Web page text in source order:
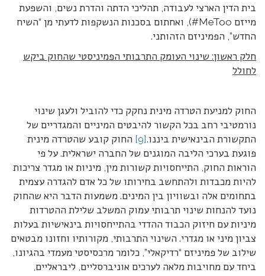
בית הדין הארצי לעבודה, תהליכי הדתה והדרת נשים, והשפעת
מייזם MeToo#), ואחתום בסכנות הנשקפות לדעתי מן “השיח
החדש”, הפמיניזם הזהותני.
חלק ראשון: שינוי העומק התרבותי הפמיניסטי שהחוק ביקש
לחולל
החוק למניעת הטרדה מינית נחקק כדי להוביל ולעגן שינוי
נורמטיבי רחב בכל הקשור להיבטים המיניים והמגדריים של
התקשורת הבינאישית ביננו.[9]
החוק קובע שהטרדה מינית
פוגעת בערכי הליבה המוגנים של החברה ישראלית. על פי
הוראות החוק, התייחסויות קשורות מין, מיניות או מגדר צריכות
להיות מכבדות ולהתחשב בחירותו של כל אדם להגדרה עצמית
בתחומים אלה ובשוויון בין המינים. משמעות הדבר היא שהחוק
נועד להנחות שינוי תרבותי עמוק המשלב שלילת ההטרדות
מיניות עם חיזוק הכבוד ההדדי בהתייחסויות בינאישיות בעלות
צביון מיני או מגדרי. השינוי התרבותי, מקורותיו וחזונו מבטאים
שילוב של פמיניזם “רדיקאלי”, כלומר מרכסיסטי מעמדי בהגיונו,
ביחד עם מחויבות מלאה לערכים אוניברסליים, ליבראליים,